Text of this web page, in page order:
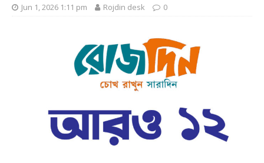
Jun 1, 2026 1:11 pm Rojdin desk 0